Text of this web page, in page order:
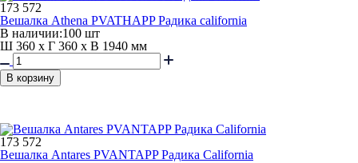
173 572
Вешалка Athena PVATHAPP Радика california
В наличии:100 шт
Ш 360 x Г 360 x В 1940 мм
В корзину
173 572
Вешалка Antares PVANTAPP Радика California